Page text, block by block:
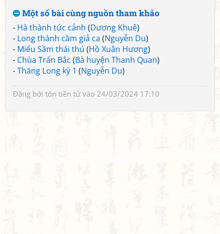
Một số bài cùng nguồn tham khảo
- Hà thành tức cảnh (Dương Khuê)
- Long thành cầm giả ca (Nguyễn Du)
- Miếu Sầm thái thú (Hồ Xuân Hương)
- Chùa Trấn Bắc (Bà huyện Thanh Quan)
-Thăng Long kỳ 1 (Nguyễn Du)
Đăng bởi tôn tiền tửvào 24/03/2024 17:10